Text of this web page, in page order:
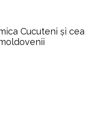
Cucuteni și cea